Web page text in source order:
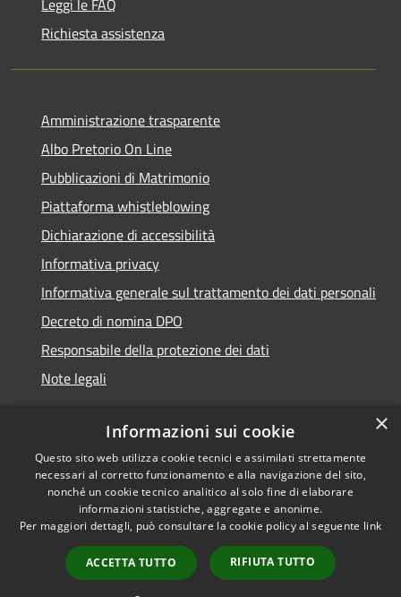
Leggi le FAQ
Richiesta assistenza
Amministrazione trasparente
Albo Pretorio On Line
Pubblicazioni di Matrimonio
Piattaforma whistleblowing
Dichiarazione di accessibilità
Informativa privacy
Informativa generale sul trattamento dei dati personali
Decreto di nomina DPO
Responsabile della protezione dei dati
Note legali
RSS
Accessibilità
Cookie
Mappa del sito
Piano di miglioramento
© 2021 - 2026 Comune di
Chiavari -Area Riservata
×
Informazioni sui cookie
Questo sito web utilizza cookie tecnici e assimilati strettamente
necessari al corretto funzionamento e alla navigazione del sito,
nonché un cookie tecnico analitico al solo fine di elaborare
informazioni statistiche, aggregate e anonime.
Per maggiori dettagli, può consultare la cookie policy al seguente link
ACCETTA TUTTO RIFIUTA TUTTO